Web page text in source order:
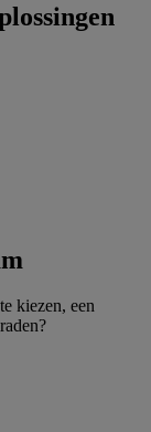
kiezen, een